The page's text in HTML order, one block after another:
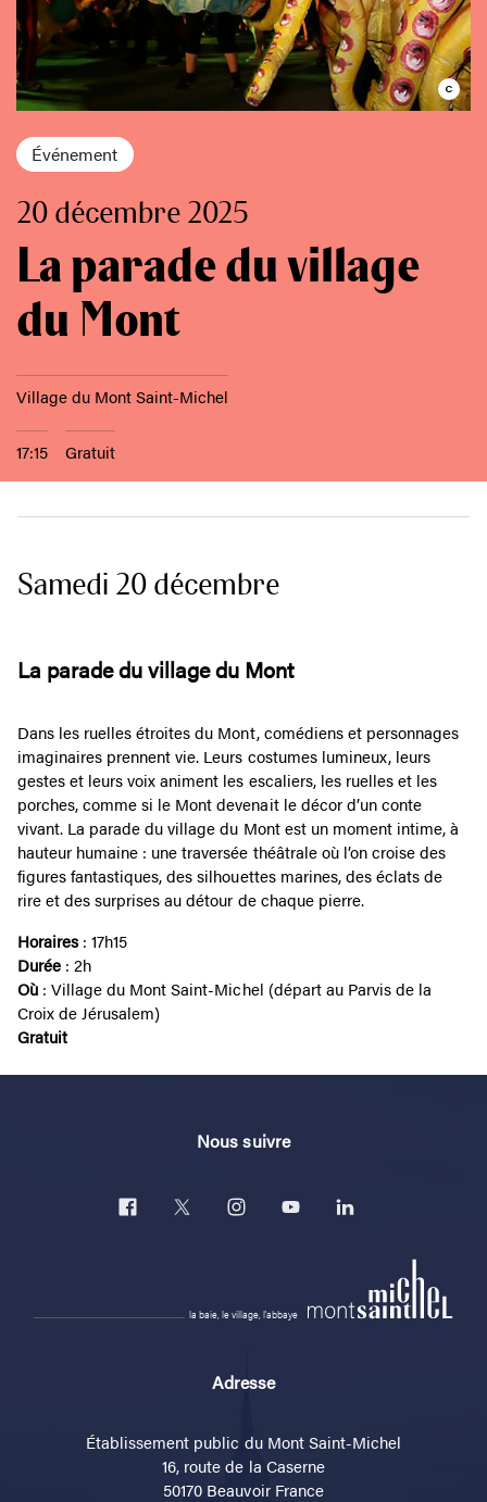
Événement
20 décembre 2025
La parade du village
du Mont
Village du Mont Saint-Michel
17:15 Gratuit
Samedi 20 décembre
La parade du village du Mont
Dans les ruelles étroites du Mont, comédiens et personnages
imaginaires prennent vie. Leurs costumes lumineux, leurs
gestes et leurs voix animent les escaliers, les ruelles et les
porches, comme si le Mont devenait le décor d’un conte
vivant. La parade du village du Mont est un moment intime, à
hauteur humaine : une traversée théâtrale où l’on croise des
figures fantastiques, des silhouettes marines, des éclats de
rire et des surprises au détour de chaque pierre.
Horaires: 17h15
Durée : 2h
Où :Village du Mont Saint-Michel (départ au Parvis de la
Croix de Jérusalem)
Gratuit
Nous suivre
la baie, le village, l'abbaye
Adresse
Établissement public du Mont Saint-Michel
16, route de la Caserne
50170 Beauvoir France